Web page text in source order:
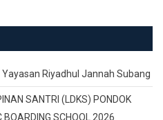
Riyadhul Jannah Subang
SANTRI (LDKS) PONDOK
SCHOOL 2026